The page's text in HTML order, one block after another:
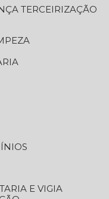
TERCEIRIZAÇÃO
E VIGIA